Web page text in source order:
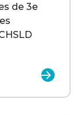
de 3e